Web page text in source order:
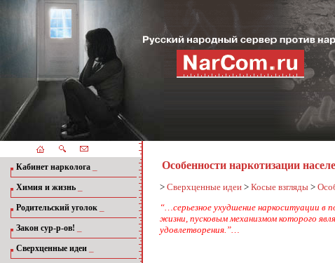
Кабинет нарколога
Химия и жизнь
Родительский уголок
Закон сур-р-ов!
Сверхценные идеи
Особенности наркотизации
> Сверхценные идеи > Косые взгляды >
“…серьезное ухудшение наркоситуации в
жизни, пусковым механизмом которого
удовлетворения.”…